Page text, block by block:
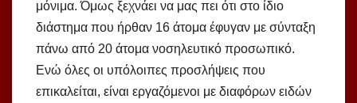
μόνιμα. Όμως ξεχνάει να μας πει ότι στο ίδιο
διάστημα που ήρθαν 16 άτομα έφυγαν με σύνταξη
πάνω από 20 άτομα νοσηλευτικό προσωπικό.
Ενώ όλες οι υπόλοιπες προσλήψεις που
επικαλείται, είναι εργαζόμενοι με διαφόρων ειδών